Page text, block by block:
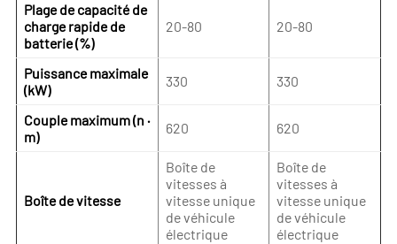
Plage de capacité de
charge rapide de
batterie (%)
20-80 20-80
Puissance maximale
(kW)
330 330
Couple maximum (n ·
m)
620 620
Boîte de vitesse
Boîte de
vitesses à
vitesse unique
de véhicule
électrique
Boîte de
vitesses à
vitesse unique
de véhicule
électrique